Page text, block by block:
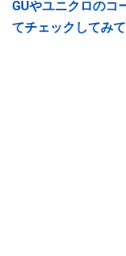
GUやユニクロのコ
てチェックしてみて